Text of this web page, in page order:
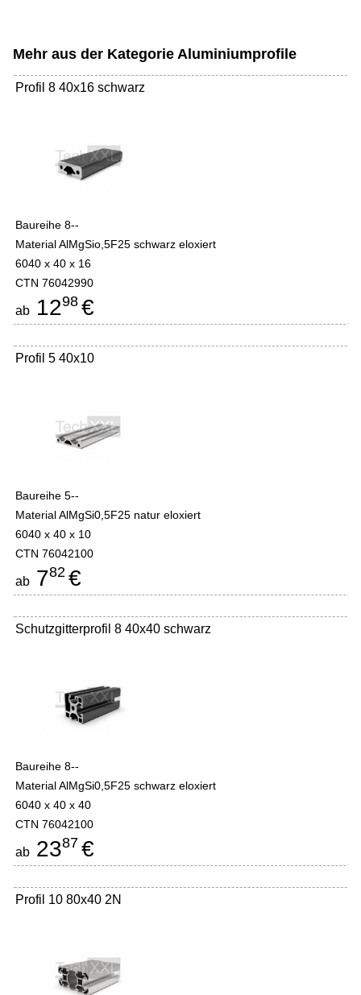
Mehr aus der Kategorie Aluminiumprofile
Profil 8 40x16 schwarz
Baureihe 8--
Material AlMgSio,5F25 schwarz eloxiert
6040 x 40 x 16
CTN 76042990
ab 1298 €
Profil 5 40x10
Baureihe 5--
Material AlMgSi0,5F25 natur eloxiert
6040 x 40 x 10
CTN 76042100
ab 782 €
Schutzgitterprofil 8 40x40 schwarz
Baureihe 8--
Material AlMgSi0,5F25 schwarz eloxiert
6040 x 40 x 40
CTN 76042100
ab 2387 €
Profil 10 80x40 2N